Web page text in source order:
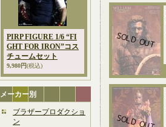
PIRP FIGURE 1/6 “FI
GHT FOR IRON”コス
チュームセット
9,980円(税込)
メーカー別
ブラザープロダクショ
ン